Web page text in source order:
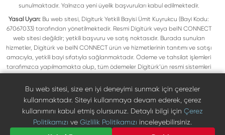
sunulmaktadır. Yalnızca yeni üyelik başvuruları kabul edilmektedir.
Yasal Uyarı: Bu web sitesi, Digiturk Yetkili Bayisi Ümit Kuyrukcu (Bayi Kodu:
67067033) tarafından yönetilmektedir. Resmi Digitürk veya beIN CONNECT
web sitesi değildir; yetkili başvuru ve satış noktasıdır. Burada sunulan
hizmetler, Digitürk ve beIN CONNECT ürün ve hizmetlerinin tanıtımı ve satışı
amacıyla, yetkili bayi sıfatıyla sağlanmaktadır. Ödeme ve tahsilat işlemleri
tarafımızca yapılmamakta olup, tüm ödemeler Digitürk’ün resmi sistemleri
ilgili hak sahiplerine ait olup yasal koruma altındadır. Bu markalar, yalnızca
marka sahiplerinin kullanım koşullarına uygun şekilde kullanılmaktadır. Digitürk
veya beIN CONNECT’in resmi web sitelerine ulaşmak için ilgili markaların
doğrudan resmi kanallarını ziyaret edebilirsiniz.
Digiturk resmî bayi listesinde doğrulayın
Bu web sitesi, size en iyi deneyimi sunmak için çerezler
kullanmaktadır. Siteyi kullanmaya devam ederek, çerez
kullanımını kabul etmiş olursunuz. Detaylı bilgi için Çerez
Politikamızı ve Gizlilik Politikamızı inceleyebilirsiniz.